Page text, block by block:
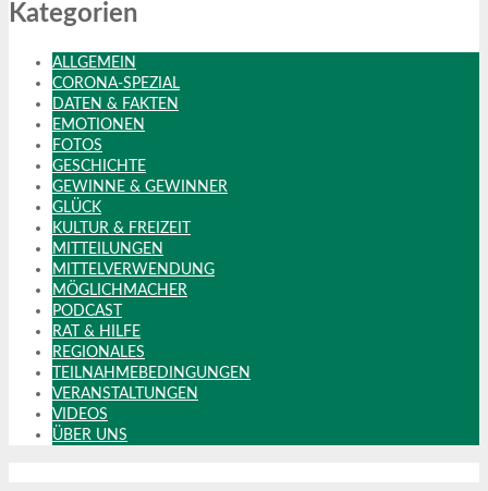
Kategorien
ALLGEMEIN
CORONA-SPEZIAL
DATEN & FAKTEN
EMOTIONEN
FOTOS
GESCHICHTE
GEWINNE & GEWINNER
GLÜCK
KULTUR & FREIZEIT
MITTEILUNGEN
MITTELVERWENDUNG
MÖGLICHMACHER
PODCAST
RAT & HILFE
REGIONALES
TEILNAHMEBEDINGUNGEN
VERANSTALTUNGEN
VIDEOS
ÜBER UNS